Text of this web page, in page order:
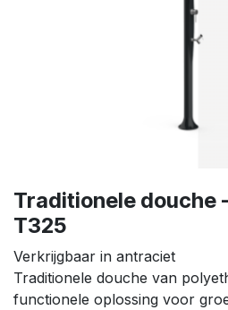
Traditionele douche
T325
Verkrijgbaar in antraciet
Traditionele douche van
functionele oplossing voor